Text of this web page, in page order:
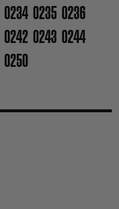
0234 0235 0236
0242 0243 0244
0250